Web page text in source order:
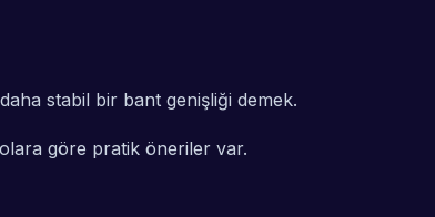
stabil bir bant genişliği demek.
göre pratik öneriler var.